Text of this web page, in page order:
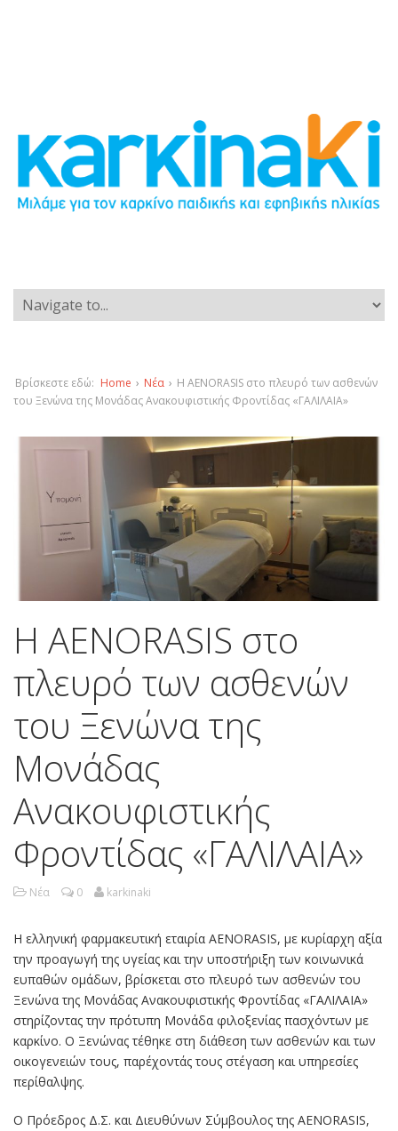
Βρίσκεστε εδώ: Home › Νέα › Η AENORASIS στο πλευρό των ασθενών
του Ξενώνα της Μονάδας Ανακουφιστικής Φροντίδας «ΓΑΛΙΛΑΙΑ»
Η AENORASIS στο
πλευρό των ασθενών
του Ξενώνα της
Μονάδας
Ανακουφιστικής
Φροντίδας «ΓΑΛΙΛΑΙΑ»
Νέα 0 karkinaki
Η ελληνική φαρμακευτική εταιρία AENORASIS, με κυρίαρχη αξία
την προαγωγή της υγείας και την υποστήριξη των κοινωνικά
ευπαθών ομάδων, βρίσκεται στο πλευρό των ασθενών του
Ξενώνα της Μονάδας Ανακουφιστικής Φροντίδας «ΓΑΛΙΛΑΙΑ»
στηρίζοντας την πρότυπη Mονάδα φιλοξενίας πασχόντων με
καρκίνο. Ο Ξενώνας τέθηκε στη διάθεση των ασθενών και των
οικογενειών τους, παρέχοντάς τους στέγαση και υπηρεσίες
περίθαλψης.
O Πρόεδρος Δ.Σ. και Διευθύνων Σύμβουλος της AENORASIS,